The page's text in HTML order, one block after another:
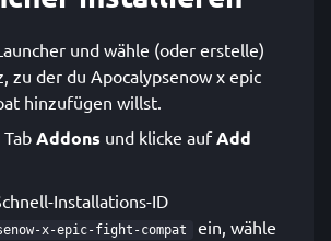
und wähle (oder erstelle)
zu der du Apocalypsenow x epic
hinzufügen willst.
Addons und klicke aufAdd
Installations-ID
x-epic-fight-compat ein, wähle